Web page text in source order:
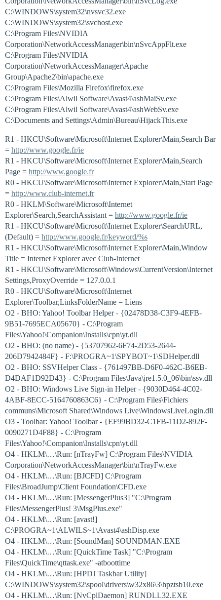
C:\WINDOWS\system32\nvsvc32.exe
C:\WINDOWS\system32\svchost.exe
C:\Program Files\NVIDIA
Corporation\NetworkAccessManager\bin\nSvcAppFlt.exe
C:\Program Files\NVIDIA
Corporation\NetworkAccessManager\Apache
Group\Apache2\bin\apache.exe
C:\Program Files\Mozilla Firefox\firefox.exe
C:\Program Files\Alwil Software\Avast4\ashMaiSv.exe
C:\Program Files\Alwil Software\Avast4\ashWebSv.exe
C:\Documents and Settings\Admin\Bureau\HijackThis.exe
R1 - HKCU\Software\Microsoft\Internet Explorer\Main,Search Bar
= http://www.google.fr/ie
R1 - HKCU\Software\Microsoft\Internet Explorer\Main,Search
Page = http://www.google.fr
R0 - HKCU\Software\Microsoft\Internet Explorer\Main,Start Page
= http://www.club-internet.fr
R0 - HKLM\Software\Microsoft\Internet
Explorer\Search,SearchAssistant = http://www.google.fr/ie
R1 - HKCU\Software\Microsoft\Internet Explorer\SearchURL,
(Default) = http://www.google.fr/keyword/%s
R1 - HKCU\Software\Microsoft\Internet Explorer\Main,Window
Title = Internet Explorer avec Club-Internet
R1 - HKCU\Software\Microsoft\Windows\CurrentVersion\Internet
Settings,ProxyOverride = 127.0.0.1
R0 - HKCU\Software\Microsoft\Internet
Explorer\Toolbar,LinksFolderName = Liens
O2 - BHO: Yahoo! Toolbar Helper - {02478D38-C3F9-4EFB-
9B51-7695ECA05670} - C:\Program
Files\Yahoo!\Companion\Installs\cpn\yt.dll
O2 - BHO: (no name) - {53707962-6F74-2D53-2644-
206D7942484F} - F:\PROGRA~1\SPYBOT~1\SDHelper.dll
O2 - BHO: SSVHelper Class - {761497BB-D6F0-462C-B6EB-
D4DAF1D92D43} - C:\Program Files\Java\jre1.5.0_06\bin\ssv.dll
O2 - BHO: Windows Live Sign-in Helper - {9030D464-4C02-
4ABF-8ECC-5164760863C6} - C:\Program Files\Fichiers
communs\Microsoft Shared\Windows Live\WindowsLiveLogin.dll
O3 - Toolbar: Yahoo! Toolbar - {EF99BD32-C1FB-11D2-892F-
0090271D4F88} - C:\Program
Files\Yahoo!\Companion\Installs\cpn\yt.dll
O4 - HKLM\…\Run: [nTrayFw] C:\Program Files\NVIDIA
Corporation\NetworkAccessManager\bin\nTrayFw.exe
O4 - HKLM\…\Run: [BJCFD] C:\Program
Files\BroadJump\Client Foundation\CFD.exe
O4 - HKLM\…\Run: [MessengerPlus3] "C:\Program
Files\MessengerPlus! 3\MsgPlus.exe"
O4 - HKLM\…\Run: [avast!]
C:\PROGRA~1\ALWILS~1\Avast4\ashDisp.exe
O4 - HKLM\…\Run: [SoundMan] SOUNDMAN.EXE
O4 - HKLM\…\Run: [QuickTime Task] "C:\Program
Files\QuickTime\qttask.exe" -atboottime
O4 - HKLM\…\Run: [HPDJ Taskbar Utility]
C:\WINDOWS\system32\spool\drivers\w32x86\3\hpztsb10.exe
O4 - HKLM\…\Run: [NvCplDaemon] RUNDLL32.EXE